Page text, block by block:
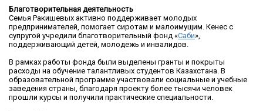
Благотворительная деятельность
Семья Ракишевых активно поддерживает молодых
предпринимателей, помогает сиротам и малоимущим. Кенес с
супругой учредили благотворительный фонд «Саби»,
поддерживающий детей, молодежь и инвалидов.
В рамках работы фонда были выделены гранты и покрыты
расходы на обучение талантливых студентов Казахстана. В
образовательной программе участвовали социальные и учебные
заведения страны, благодаря проекту более тысячи человек
прошли курсы и получили практические специальности.